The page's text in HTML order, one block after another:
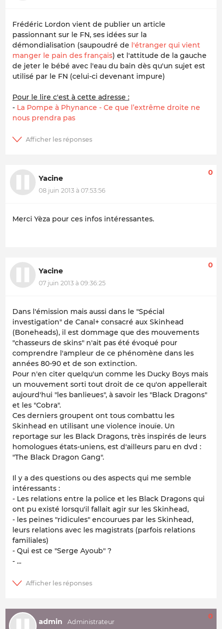
Frédéric Lordon vient de publier un article
passionnant sur le FN, ses idées sur la
démondialisation (saupoudré de l'étranger qui vient
manger le pain des français) et l'attitude de la gauche
de jeter le bébé avec l'eau du bain dès qu'un sujet est
utilisé par le FN (celui-ci devenant impure)
Pour le lire c'est à cette adresse :
- La Pompe à Phynance - Ce que l’extrême droite ne
nous prendra pas
Yacine
08 juin 2013 à 07:53:56
0
Merci Yèza pour ces infos intéressantes.
Yacine
07 juin 2013 à 09:36:25
0
Dans l'émission mais aussi dans le "Spécial
investigation" de Canal+ consacré aux Skinhead
(Boneheads), il est dommage que des mouvements
"chasseurs de skins" n'ait pas été évoqué pour
comprendre l'ampleur de ce phénomène dans les
années 80-90 et de son extinction.
Pour n'en citer quelqu'un comme les Ducky Boys mais
un mouvement sorti tout droit de ce qu'on appellerait
aujourd'hui "les banlieues", à savoir les "Black Dragons"
et les "Cobra".
Ces derniers groupent ont tous combattu les
Skinhead en utilisant une violence inouïe. Un
reportage sur les Black Dragons, très inspirés de leurs
homologues états-uniens, est d'ailleurs paru en dvd :
"The Black Dragon Gang".
Il y a des questions ou des aspects qui me semble
intéressants :
- Les relations entre la police et les Black Dragons qui
ont pu existé lorsqu'il fallait agir sur les Skinhead,
- les peines "ridicules" encourues par les Skinhead,
leurs relations avec les magistrats (parfois relations
familiales)
- Qui est ce "Serge Ayoub" ?
- ...
admin
0